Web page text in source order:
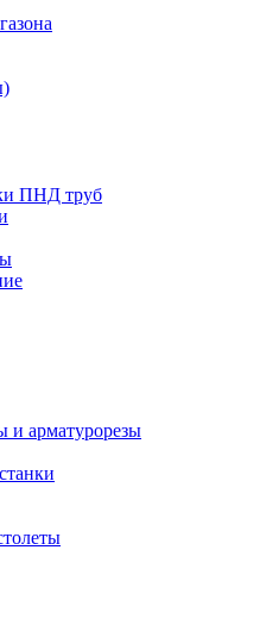
ПНД труб
и арматурорезы